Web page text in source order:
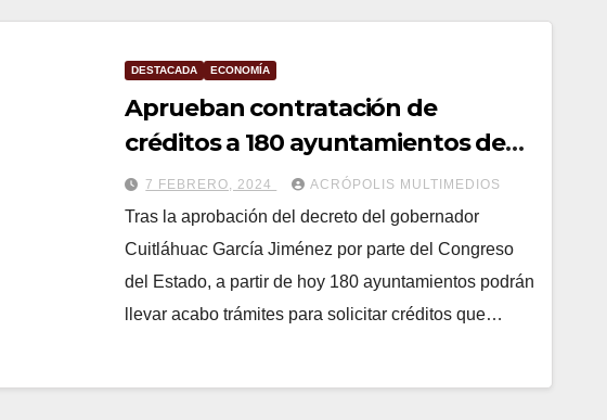
DESTACADA ECONOMÍA
Aprueban contratación de
créditos a 180 ayuntamientos de
Veracruz
7 FEBRERO, 2024 ACRÓPOLIS MULTIMEDIOS
Tras la aprobación del decreto del gobernador
Cuitláhuac García Jiménez por parte del Congreso
del Estado, a partir de hoy 180 ayuntamientos podrán
llevar acabo trámites para solicitar créditos que…